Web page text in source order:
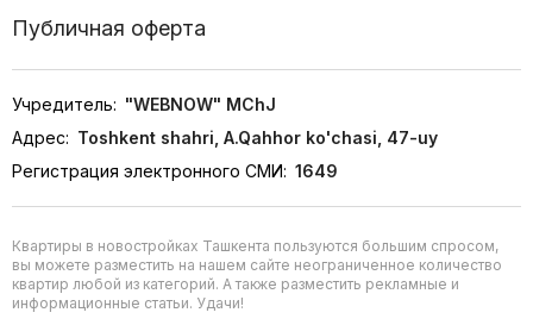
Публичная оферта
Учредитель: "WEBNOW" MChJ
Адрес: Toshkent shahri, A.Qahhor ko'chasi, 47-uy
Регистрация электронного СМИ: 1649
Квартиры в новостройках Ташкента пользуются большим спросом,
вы можете разместить на нашем сайте неограниченное количество
квартир любой из категорий. А также разместить рекламные и
информационные статьи. Удачи!